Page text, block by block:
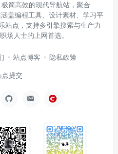
简高效的现代导航站，聚合
盖编程工具、设计素材、学习平
站点，支持多引擎搜索与生产力
场人士的上网首选。
站点博客 隐私政策
点提交